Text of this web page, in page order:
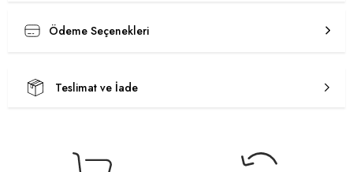
Ödeme Seçenekleri
Teslimat ve İade